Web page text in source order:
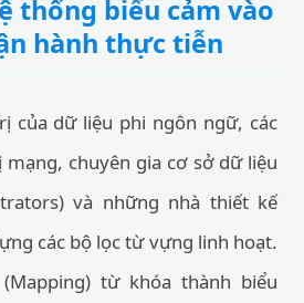
thống biểu cảm vào
hành thực tiễn
của dữ liệu phi ngôn ngữ, các
chuyên gia cơ sở dữ liệu
và những nhà thiết kế
các bộ lọc từ vựng linh hoạt.
từ khóa thành biểu